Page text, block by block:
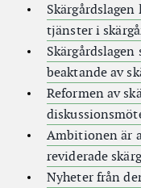
tjänster i
beaktande av
Reformen av
Ambitionen är
reviderade
Nyheter från